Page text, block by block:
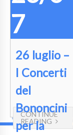
7
26 luglio –
I Concerti
del
Bononcini
per la
CONTINUE
READING